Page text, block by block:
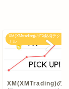
XM(XMtrading)のFX銘柄テクニ
ナル
XM(XMTrading)の